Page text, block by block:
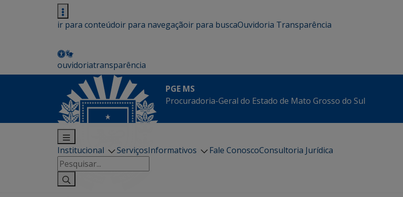
ir para conteúdoir para navegaçãoir para buscaOuvidoria Transparência
ouvidoriatransparência
PGE MS
Procuradoria-Geral do Estado de Mato Grosso do Sul
Institucional ServiçosInformativos Fale ConoscoConsultoria Jurídica
Pesquisar
por: